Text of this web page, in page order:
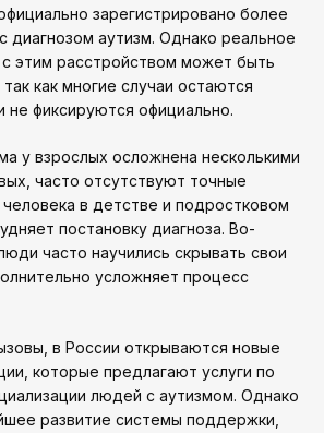
зарегистрировано более
диагнозом аутизм. Однако реальное
этим расстройством может быть
как многие случаи остаются
не фиксируются официально.
у взрослых осложнена несколькими
часто отсутствуют точные
в детстве и подростковом
постановку диагноза. Во-
часто научились скрывать свои
усложняет процесс
в России открываются новые
которые предлагают услуги по
людей с аутизмом. Однако
развитие системы поддержки,